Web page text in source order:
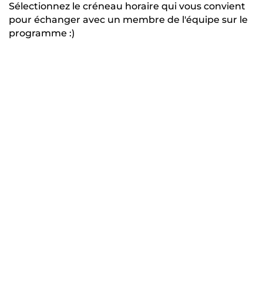
Sélectionnez le créneau horaire qui vous convient
pour échanger avec un membre de l'équipe sur le
programme :)